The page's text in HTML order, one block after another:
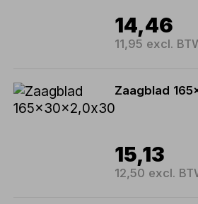
14,46
11,95 excl.
Zaagblad
15,13
12,50 excl.